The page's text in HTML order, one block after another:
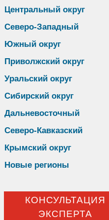
Центральный округ
Северо-Западный
Южный округ
Приволжский округ
Уральский округ
Сибирский округ
Дальневосточный
Северо-Кавказский
Крымский округ
Новые регионы
КОНСУЛЬТАЦИЯ
ЭКСПЕРТА